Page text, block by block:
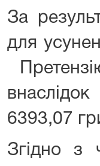
За
для
6393,07
Згідно з